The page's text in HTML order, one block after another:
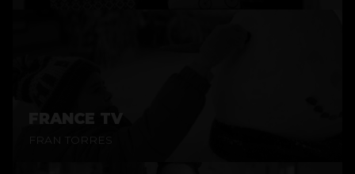
FRANCE TV
FRAN TORRES